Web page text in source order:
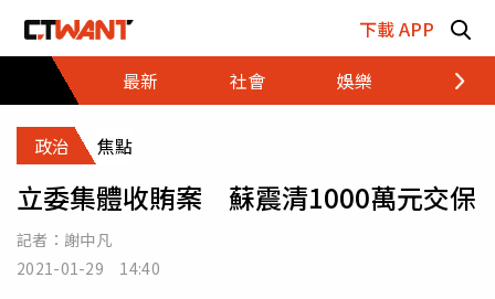
下載 APP
最新
社會 娛樂 財經
政治 焦點
立委集體收賄案 蘇震清1000萬元交保
記者： 謝中凡
2021-01-29 14:40